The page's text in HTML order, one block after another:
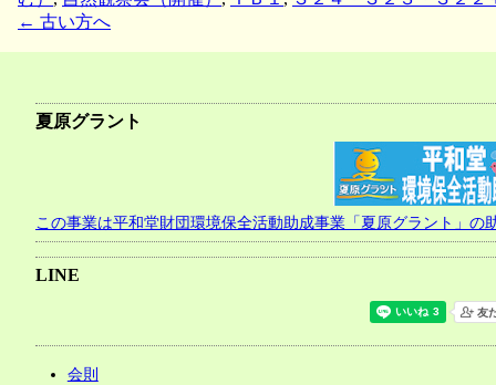
投
ナ
ビ
シ
ョ
← 古い方へ
夏原グラント
この事業は平和堂財団環境保全活動助成事業「夏原グラント」の
LINE
会則